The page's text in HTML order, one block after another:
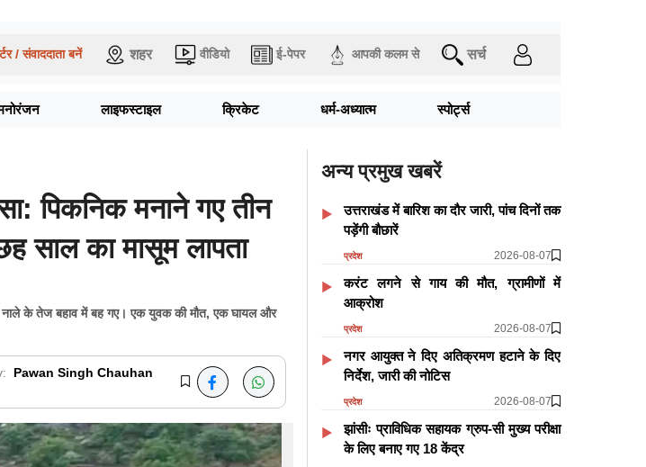
/ संवाददाता बनें शहर वीडियो ई-पेपर आपकी कलम से सर्च
लाइफस्टाइल क्रिकेट धर्म-अध्यात्म स्पोर्ट्स
पिकनिक मनाने गए तीन
साल का मासूम लापता
नाले के तेज बहाव में बह गए। एक युवक की मौत, एक घायल और
Pawan Singh Chauhan
अन्य प्रमुख खबरें
उत्तराखंड में बारिश का दौर जारी, पांच दिनों तक
पड़ेंगी बौछारें
प्रदेश 2026-08-07
करंट लगने से गाय की मौत, ग्रामीणों में
आक्रोश
प्रदेश 2026-08-07
नगर आयुक्त ने दिए अतिक्रमण हटाने के दिए
निर्देश, जारी की नोटिस
प्रदेश 2026-08-07
झांसीः प्राविधिक सहायक ग्रुप-सी मुख्य परीक्षा
के लिए बनाए गए 18 केंद्र